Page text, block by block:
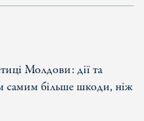
Молдови: дії та
самим більше шкоди, ніж